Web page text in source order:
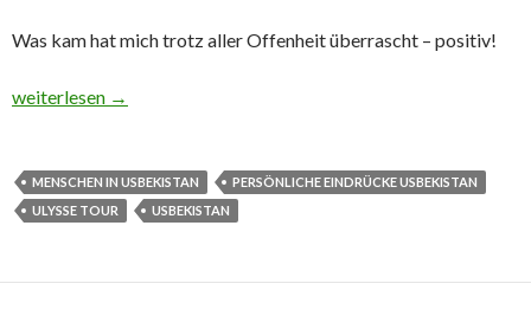
Was kam hat mich trotz aller Offenheit überrascht – positiv!
Usbekistan – menschliche Begegnungen
weiterlesen →
MENSCHEN IN USBEKISTAN
PERSÖNLICHE EINDRÜCKE USBEKISTAN
ULYSSE TOUR
USBEKISTAN